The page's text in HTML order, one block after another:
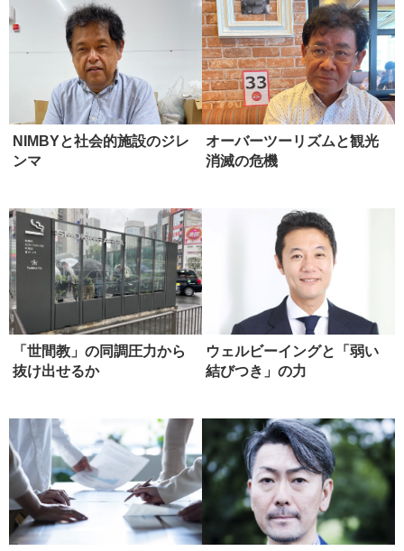
NIMBYと社会的施設のジレ
ンマ
オーバーツーリズムと観光
消滅の危機
「世間教」の同調圧力から
抜け出せるか
ウェルビーイングと「弱い
結びつき」の力